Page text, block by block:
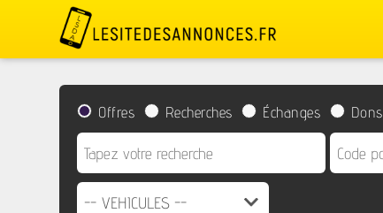
Offres Recherches Échanges Dons